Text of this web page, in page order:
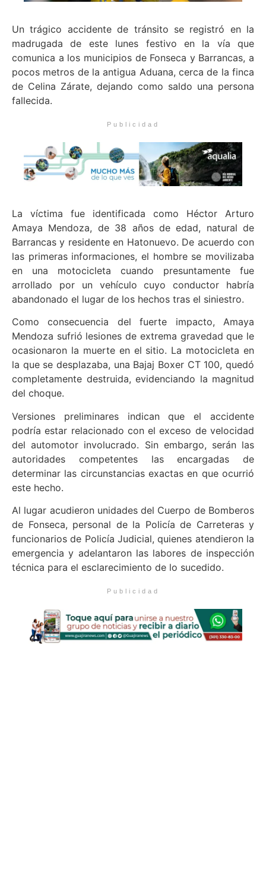
Un trágico accidente de tránsito se registró en la
madrugada de este lunes festivo en la vía que
comunica a los municipios de Fonseca y Barrancas, a
pocos metros de la antigua Aduana, cerca de la finca
de Celina Zárate, dejando como saldo una persona
fallecida.
Publicidad
La víctima fue identificada como Héctor Arturo
Amaya Mendoza, de 38 años de edad, natural de
Barrancas y residente en Hatonuevo. De acuerdo con
las primeras informaciones, el hombre se movilizaba
en una motocicleta cuando presuntamente fue
arrollado por un vehículo cuyo conductor habría
abandonado el lugar de los hechos tras el siniestro.
Como consecuencia del fuerte impacto, Amaya
Mendoza sufrió lesiones de extrema gravedad que le
ocasionaron la muerte en el sitio. La motocicleta en
la que se desplazaba, una Bajaj Boxer CT 100, quedó
completamente destruida, evidenciando la magnitud
del choque.
Versiones preliminares indican que el accidente
podría estar relacionado con el exceso de velocidad
del automotor involucrado. Sin embargo, serán las
autoridades competentes las encargadas de
determinar las circunstancias exactas en que ocurrió
este hecho.
Al lugar acudieron unidades del Cuerpo de Bomberos
de Fonseca, personal de la Policía de Carreteras y
funcionarios de Policía Judicial, quienes atendieron la
emergencia y adelantaron las labores de inspección
técnica para el esclarecimiento de lo sucedido.
Publicidad